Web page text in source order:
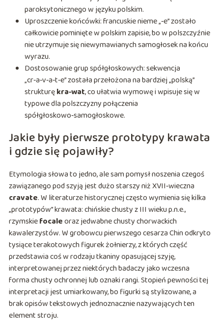
paroksytonicznego w języku polskim.
Uproszczenie końcówki: francuskie nieme „‑e” zostało
całkowicie pominięte w polskim zapisie, bo w polszczyźnie
nie utrzymuje się niewymawianych samogłosek na końcu
wyrazu.
Dostosowanie grup spółgłoskowych: sekwencja
„cr‑a‑v‑a‑t‑e” została przełożona na bardziej „polską”
strukturękra‑wat, co ułatwia wymowę i wpisuje się w
typowe dla polszczyzny połączenia
spółgłoskowo‑samogłoskowe.
Jakie były pierwsze prototypy krawata
i gdzie się pojawiły?
Etymologia słowa to jedno, ale sam pomysł noszenia czegoś
zawiązanego pod szyją jest dużo starszy niż XVII‑wieczna
cravate. W literaturze historycznej często wymienia się kilka
„prototypów” krawata: chińskie chusty z III wieku p.n.e.,
rzymskiefocaleoraz jedwabne chusty chorwackich
kawalerzystów. W grobowcu pierwszego cesarza Chin odkryto
tysiące terakotowych figurek żołnierzy, z których część
przedstawia coś w rodzaju tkaniny opasującej szyję,
interpretowanej przez niektórych badaczy jako wczesna
forma chusty ochronnej lub oznaki rangi. Stopień pewności tej
interpretacji jest umiarkowany, bo figurki są stylizowane, a
brak opisów tekstowych jednoznacznie nazywających ten
element stroju.